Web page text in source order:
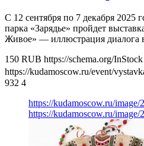
С 12 сентября по 7 декабря 2025
парка «Зарядье» пройдет
Живое» — иллюстрация диалога
150 RUB https://schema.org/InStock
https://kudamoscow.ru/event/
932 4
https://kudamoscow.ru/
https://kudamoscow.ru/